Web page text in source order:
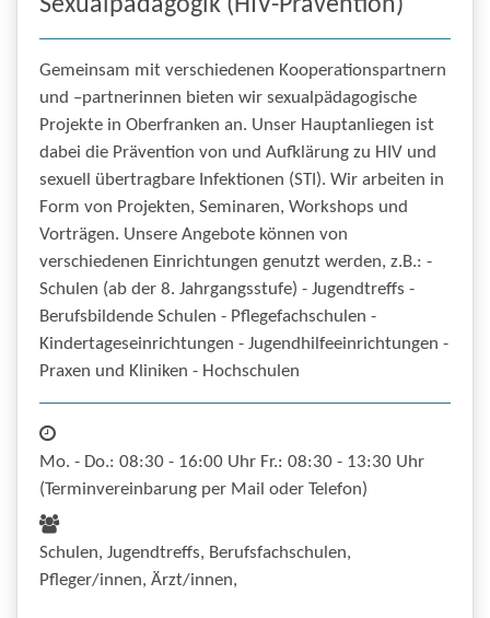
Sexualpädagogik (HIV-Prävention)
Gemeinsam mit verschiedenen Kooperationspartnern
und –partnerinnen bieten wir sexualpädagogische
Projekte in Oberfranken an. Unser Hauptanliegen ist
dabei die Prävention von und Aufklärung zu HIV und
sexuell übertragbare Infektionen (STI). Wir arbeiten in
Form von Projekten, Seminaren, Workshops und
Vorträgen. Unsere Angebote können von
verschiedenen Einrichtungen genutzt werden, z.B.: -
Schulen (ab der 8. Jahrgangsstufe) - Jugendtreffs -
Berufsbildende Schulen - Pflegefachschulen -
Kindertageseinrichtungen - Jugendhilfeeinrichtungen -
Praxen und Kliniken - Hochschulen
Mo. - Do.: 08:30 - 16:00 Uhr Fr.: 08:30 - 13:30 Uhr
(Terminvereinbarung per Mail oder Telefon)
Schulen, Jugendtreffs, Berufsfachschulen,
Pfleger/innen, Ärzt/innen,